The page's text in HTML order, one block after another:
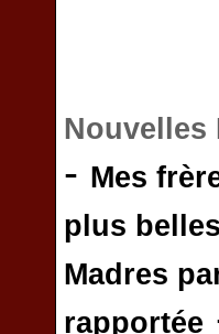
- Mes
plus
Madres
rapportée